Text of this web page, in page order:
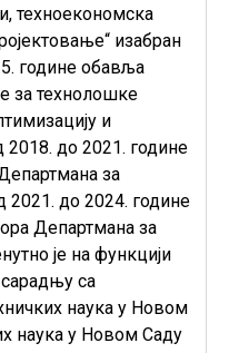
техноекономска
изабран
године обавља
за технолошке
и
2018. до 2021. године
за
2021. до 2024. године
Департмана за
је на функцији
са
наука у Новом
наука у Новом Саду